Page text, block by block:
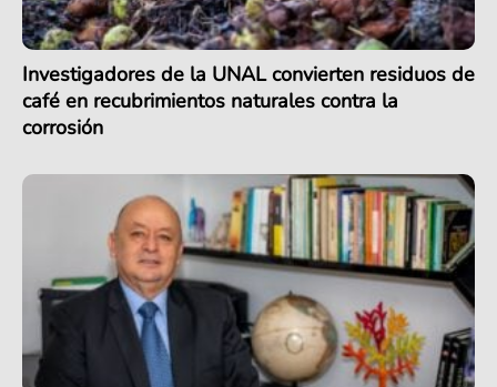
Investigadores de la UNAL convierten residuos de
café en recubrimientos naturales contra la
corrosión